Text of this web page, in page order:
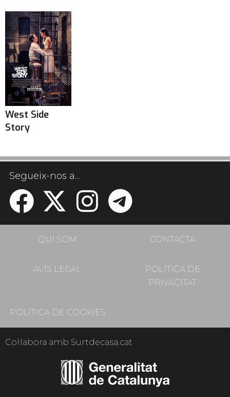
West Side
Story
Segueix-nos a...
QUI SOM CONTACTA
AVÍS LEGAL
POLÍTICA DE
PRIVACITAT
POLÍTICA DE COOKIES
Col·labora amb Surtdecasa.cat